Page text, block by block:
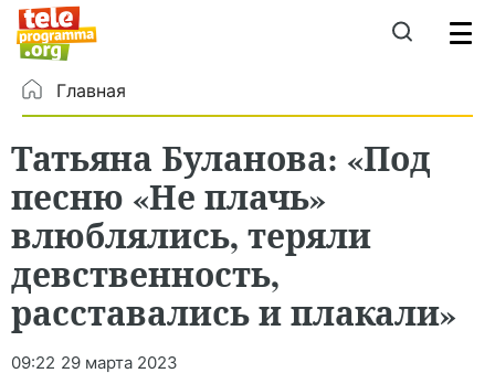
Главная
Татьяна Буланова: «Под
песню «Не плачь»
влюблялись, теряли
девственность,
расставались и плакали»
09:22 29 марта 2023